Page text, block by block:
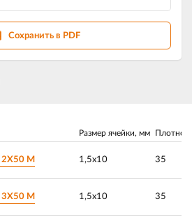
Сохранить в PDF
Размер ячейки, мм
2Х50 М 1,5х10 35
3Х50 М 1,5х10 35